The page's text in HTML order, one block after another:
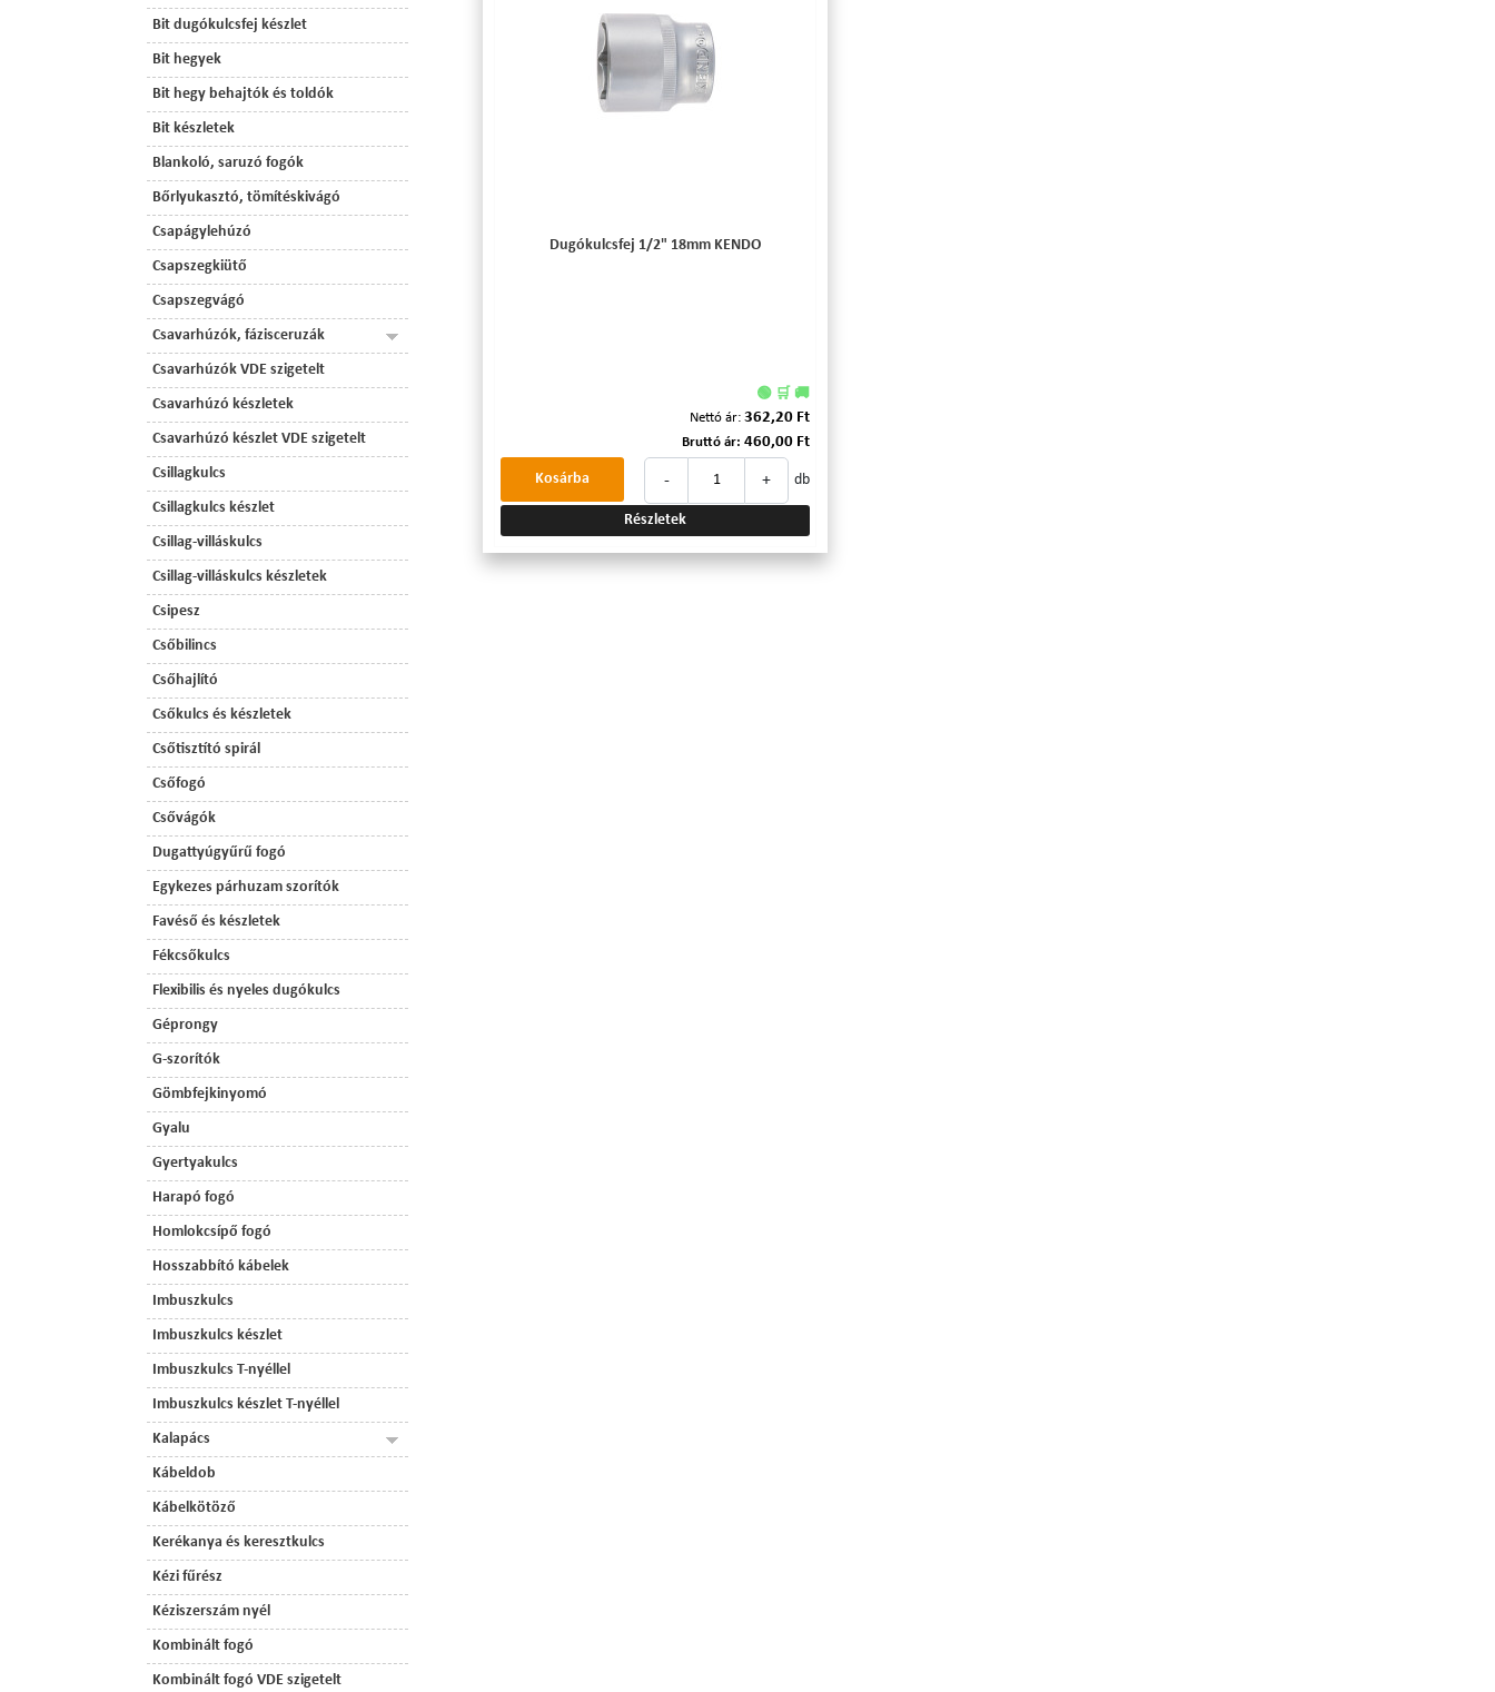
Bit dugókulcsfej készlet
Bit hegyek
Bit hegy behajtók és toldók
Bit készletek
Blankoló, saruzó fogók
Bőrlyukasztó, tömítéskivágó
Csapágylehúzó
Csapszegkiütő
Csapszegvágó
Csavarhúzók, fázisceruzák
Csavarhúzók VDE szigetelt
Csavarhúzó készletek
Csavarhúzó készlet VDE szigetelt
Csillagkulcs
Csillagkulcs készlet
Csillag-villáskulcs
Csillag-villáskulcs készletek
Csipesz
Csőbilincs
Csőhajlító
Csőkulcs és készletek
Csőtisztító spirál
Csőfogó
Csővágók
Dugattyúgyűrű fogó
Egykezes párhuzam szorítók
Favéső és készletek
Fékcsőkulcs
Flexibilis és nyeles dugókulcs
Géprongy
G-szorítók
Gömbfejkinyomó
Gyalu
Gyertyakulcs
Harapó fogó
Homlokcsípő fogó
Hosszabbító kábelek
Imbuszkulcs
Imbuszkulcs készlet
Imbuszkulcs T-nyéllel
Imbuszkulcs készlet T-nyéllel
Kalapács
Kábeldob
Kábelkötöző
Kerékanya és keresztkulcs
Kézi fűrész
Kéziszerszám nyél
Kombinált fogó
Kombinált fogó VDE szigetelt
Dugókulcsfej 1/2" 18mm KENDO
🟢 🛒 🚚
Nettó ár: 362,20 Ft
Bruttó ár: 460,00 Ft
- + db
Kosárba
Részletek